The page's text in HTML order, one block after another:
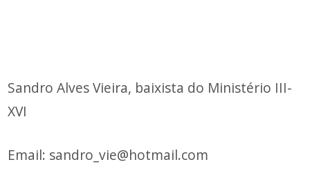
Sandro Alves Vieira, baixista do Ministério III-
XVI
Email: sandro_vie@hotmail.com